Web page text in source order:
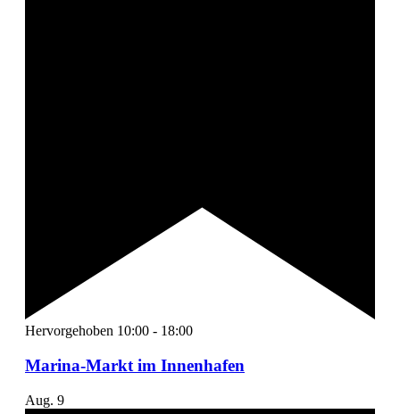
Hervorgehoben 10:00 - 18:00
Marina-Markt im Innenhafen
Aug. 9